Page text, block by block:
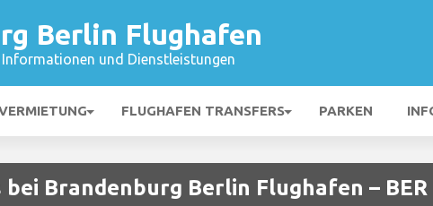
Berlin Flughafen
und Dienstleistungen
FLUGHAFEN TRANSFERS PARKEN
Brandenburg Berlin Flughafen – BER